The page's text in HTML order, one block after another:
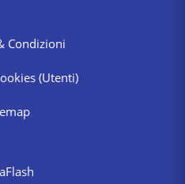
Condizioni
(Utenti)